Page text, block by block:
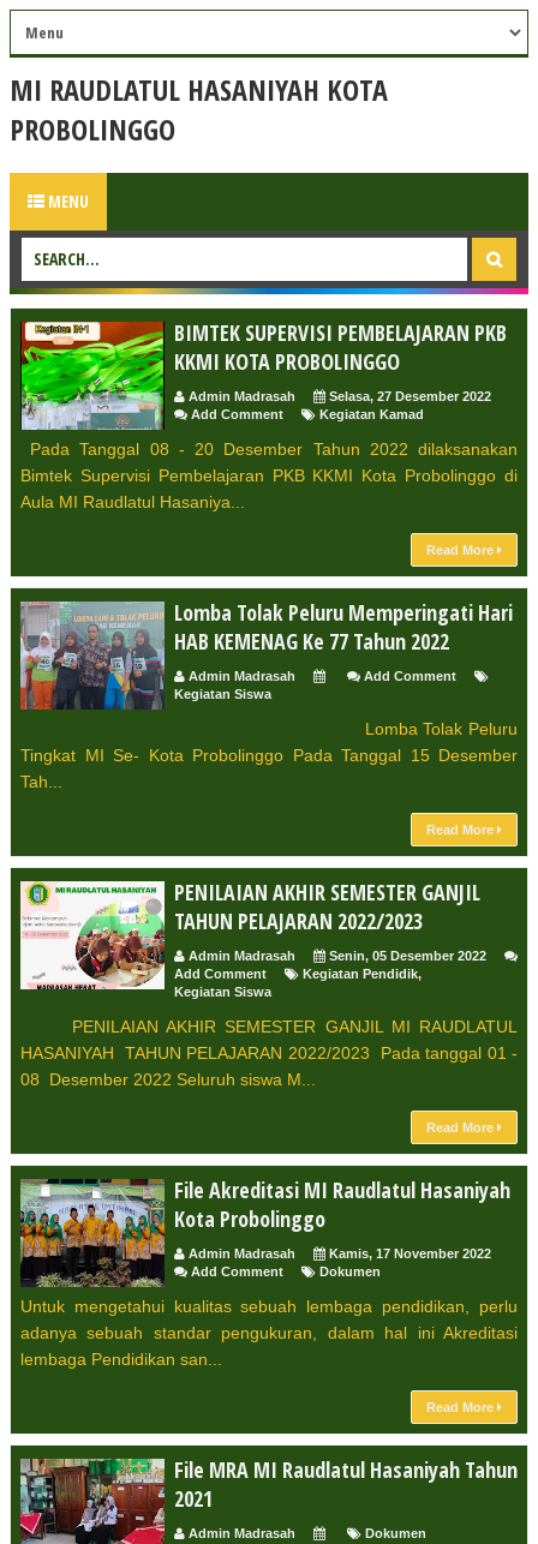
MI RAUDLATUL HASANIYAH KOTA
PROBOLINGGO
MENU
BIMTEK SUPERVISI PEMBELAJARAN PKB
KKMI KOTA PROBOLINGGO
Admin Madrasah
Selasa, 27 Desember 2022
Add Comment
Kegiatan Kamad
Pada Tanggal 08 - 20 Desember Tahun 2022 dilaksanakan
Bimtek Supervisi Pembelajaran PKB KKMI Kota Probolinggo di
Aula MI Raudlatul Hasaniya...
Read More
Lomba Tolak Peluru Memperingati Hari
HAB KEMENAG Ke 77 Tahun 2022
Admin Madrasah
Add Comment
Kegiatan Siswa
Lomba Tolak Peluru
Tingkat MI Se- Kota Probolinggo Pada Tanggal 15 Desember
Tah...
Read More
PENILAIAN AKHIR SEMESTER GANJIL
TAHUN PELAJARAN 2022/2023
Admin Madrasah
Senin, 05 Desember 2022
Add Comment
Kegiatan Pendidik,
Kegiatan Siswa
PENILAIAN AKHIR SEMESTER GANJIL MI RAUDLATUL
HASANIYAH TAHUN PELAJARAN 2022/2023 Pada tanggal 01 -
08 Desember 2022 Seluruh siswa M...
Read More
File Akreditasi MI Raudlatul Hasaniyah
Kota Probolinggo
Admin Madrasah
Kamis, 17 November 2022
Add Comment
Dokumen
Untuk mengetahui kualitas sebuah lembaga pendidikan, perlu
adanya sebuah standar pengukuran, dalam hal ini Akreditasi
lembaga Pendidikan san...
Read More
File MRA MI Raudlatul Hasaniyah Tahun
2021
Admin Madrasah Dokumen